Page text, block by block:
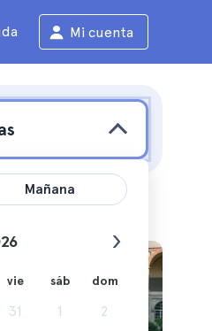
Mi cuenta
Mañana
vie sáb dom
31 1 2